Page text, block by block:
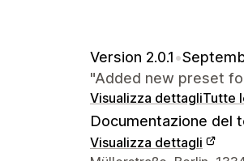
Version 2.0.1•
"Added new preset
Visualizza dettagliTutte
Documentazione del
Visualizza dettagli